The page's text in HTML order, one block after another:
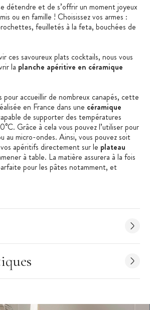
détendre et de s’offrir un moment joyeux
ou en famille ! Choisissez vos armes :
feuilletés à la feta, bouchées de
ces savoureux plats cocktails, nous vous
la planche apéritive en céramique
pour accueillir de nombreux canapés, cette
en France dans une céramique
de supporter des températures
Grâce à cela vous pouvez l’utiliser pour
au micro-ondes. Ainsi, vous pouvez soit
apéritifs directement sur le plateau
à table. La matière assurera à la fois
pour les pâtes notamment, et
froids, vous pouvez aussi placer
cettegrande planche apéroest aussi
d’un émail résistant aux rayures et
par son rouge lumineux. Posée sur la
élégante à vos canapés
apéritifse retrouve aussi au